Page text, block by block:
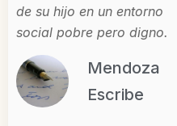
de su hijo en un entorno
social pobre pero digno.
Mendoza
Escribe